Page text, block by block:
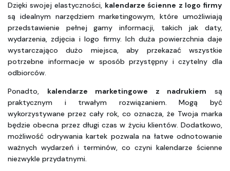
Dzięki swojej elastyczności, kalendarze ścienne z logo firmy
są idealnym narzędziem marketingowym, które umożliwiają
przedstawienie pełnej gamy informacji, takich jak daty,
wydarzenia, zdjęcia i logo firmy. Ich duża powierzchnia daje
wystarczająco dużo miejsca, aby przekazać wszystkie
potrzebne informacje w sposób przystępny i czytelny dla
odbiorców.
Ponadto, kalendarze marketingowe z nadrukiem są
praktycznym i trwałym rozwiązaniem. Mogą być
wykorzystywane przez cały rok, co oznacza, że Twoja marka
będzie obecna przez długi czas w życiu klientów. Dodatkowo,
możliwość odrywania kartek pozwala na łatwe odnotowanie
ważnych wydarzeń i terminów, co czyni kalendarze ścienne
niezwykle przydatnymi.